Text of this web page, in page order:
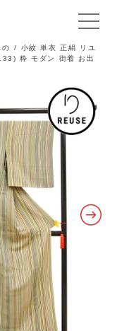
メ
ニ
ュ
開
閉
の
/ 小紋 単衣 正絹 リユ
粋 モダン 街着 お出